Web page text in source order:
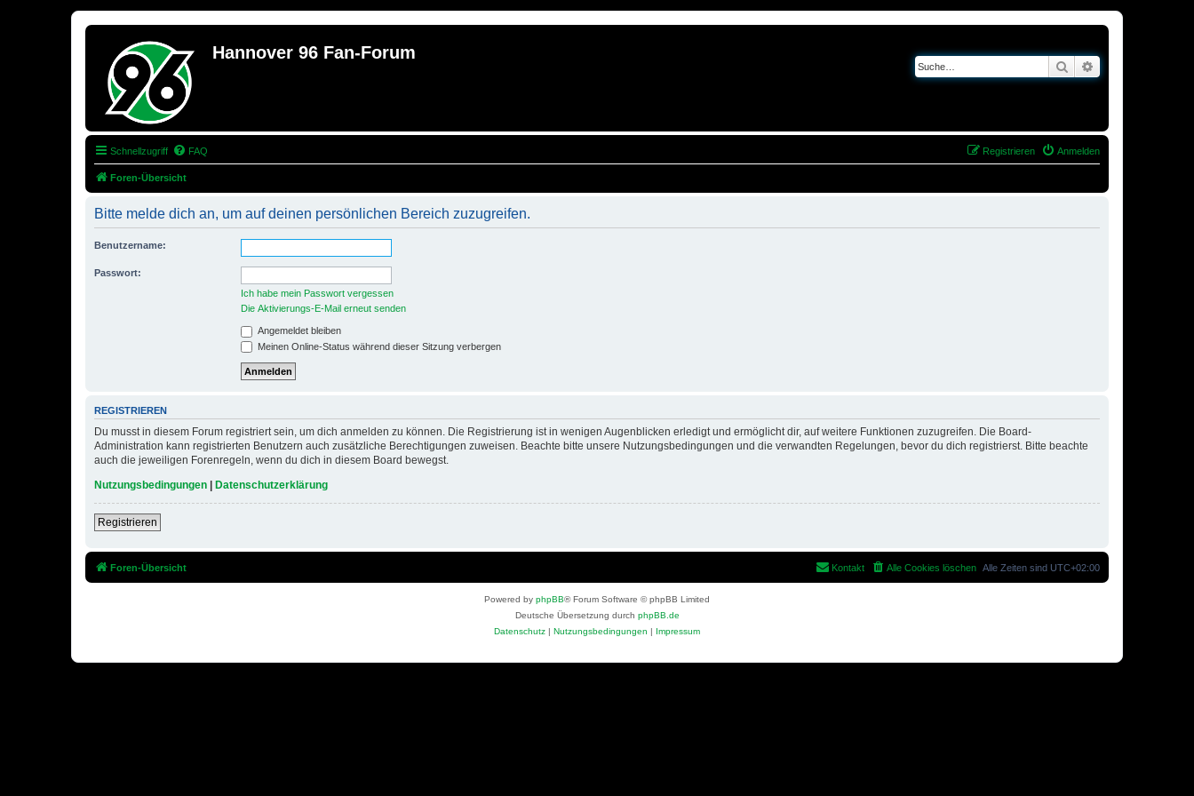
Hannover 96 Fan-Forum
Suche
Schnellzugriff FAQ Anmelden
Registrieren
Foren-Übersicht
Bitte melde dich an, um auf deinen persönlichen Bereich zuzugreifen.
Benutzername:
Passwort:
Ich habe mein Passwort vergessen
Die Aktivierungs-E-Mail erneut senden
Angemeldet bleiben
Meinen Online-Status während dieser Sitzung verbergen
REGISTRIEREN
Du musst in diesem Forum registriert sein, um dich anmelden zu können. Die Registrierung ist in wenigen Augenblicken erledigt und ermöglicht dir, auf weitere Funktionen zuzugreifen. Die Board-
Administration kann registrierten Benutzern auch zusätzliche Berechtigungen zuweisen. Beachte bitte unsere Nutzungsbedingungen und die verwandten Regelungen, bevor du dich registrierst. Bitte beachte
auch die jeweiligen Forenregeln, wenn du dich in diesem Board bewegst.
Nutzungsbedingungen | Datenschutzerklärung
Registrieren
Foren-Übersicht Alle Zeiten sind UTC+02:00
Alle Cookies löschen
Kontakt
Powered by phpBB® Forum Software © phpBB Limited
Deutsche Übersetzung durch phpBB.de
Datenschutz | Nutzungsbedingungen | Impressum